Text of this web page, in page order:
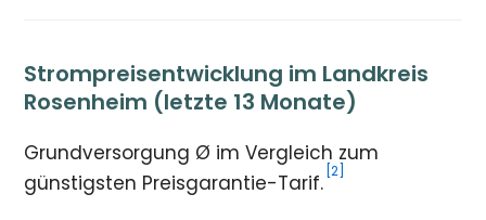
Strompreisentwicklung im Landkreis
Rosenheim (letzte 13 Monate)
Grundversorgung Ø im Vergleich zum
günstigsten Preisgarantie-Tarif. [2]